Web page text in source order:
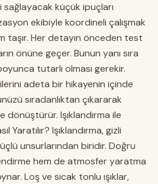
sağlayacak küçük ipuçları
ekibiyle koordineli çalışmak
taşır. Her detayın önceden test
önüne geçer. Bunun yanı sıra
tutarlı olması gerekir.
adeta bir hikayenin içinde
sıradanlıktan çıkararak
Işıklandırma ile
Yaratılır? Işıklandırma, gizli
unsurlarından biridir. Doğru
hem de atmosfer yaratma
Loş ve sıcak tonlu ışıklar,